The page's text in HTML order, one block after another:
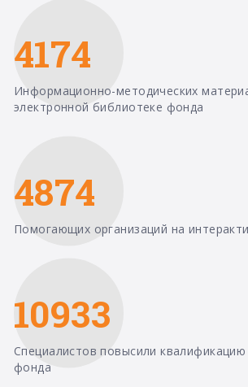
4174
Информационно-методических
электронной библиотеке фонда
4874
Помогающих организаций на
10933
Специалистов повысили квалификацию
фонда